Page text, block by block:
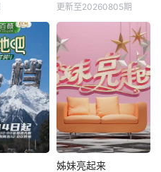
更新至20260805期
姊妹亮起来